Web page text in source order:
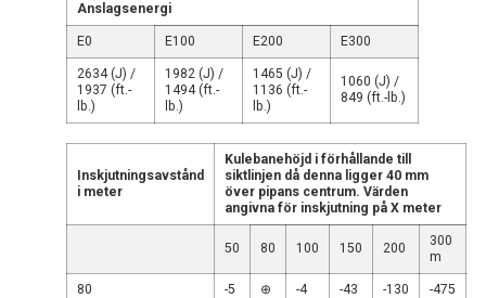
Anslagsenergi
E0 E100 E200 E300
2634 (J) /
1937 (ft.-
lb.)
1982 (J) /
1494 (ft.-
lb.)
1465 (J) /
1136 (ft.-
lb.)
1060 (J) /
849 (ft.-lb.)
Inskjutningsavstånd
i meter
Kulebanehöjd i förhållande till
siktlinjen då denna ligger 40 mm
över pipans centrum. Värden
angivna för inskjutning på X meter
50 80 100 150 200
300
m
80 -5 ⊕ -4 -43 -130 -475